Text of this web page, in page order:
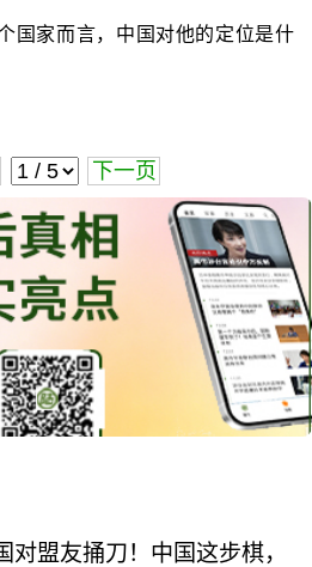
国家而言，中国对他的定位是什
下一页
对盟友捅刀！中国这步棋，